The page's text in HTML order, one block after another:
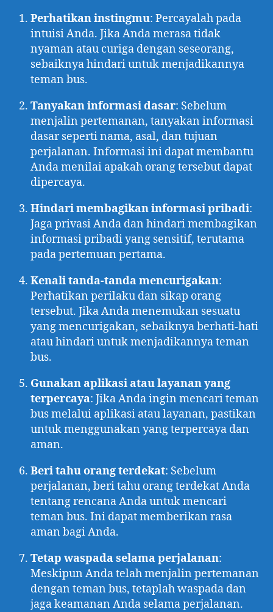
Perhatikan instingmu: Percayalah pada
intuisi Anda. Jika Anda merasa tidak
nyaman atau curiga dengan seseorang,
sebaiknya hindari untuk menjadikannya
teman bus.
Tanyakan informasi dasar: Sebelum
menjalin pertemanan, tanyakan informasi
dasar seperti nama, asal, dan tujuan
perjalanan. Informasi ini dapat membantu
Anda menilai apakah orang tersebut dapat
dipercaya.
Hindari membagikan informasi pribadi:
Jaga privasi Anda dan hindari membagikan
informasi pribadi yang sensitif, terutama
pada pertemuan pertama.
Kenali tanda-tanda mencurigakan:
Perhatikan perilaku dan sikap orang
tersebut. Jika Anda menemukan sesuatu
yang mencurigakan, sebaiknya berhati-hati
atau hindari untuk menjadikannya teman
bus.
Gunakan aplikasi atau layanan yang
terpercaya: Jika Anda ingin mencari teman
bus melalui aplikasi atau layanan, pastikan
untuk menggunakan yang terpercaya dan
aman.
Beri tahu orang terdekat: Sebelum
perjalanan, beri tahu orang terdekat Anda
tentang rencana Anda untuk mencari
teman bus. Ini dapat memberikan rasa
aman bagi Anda.
Tetap waspada selama perjalanan:
Meskipun Anda telah menjalin pertemanan
dengan teman bus, tetaplah waspada dan
jaga keamanan Anda selama perjalanan.